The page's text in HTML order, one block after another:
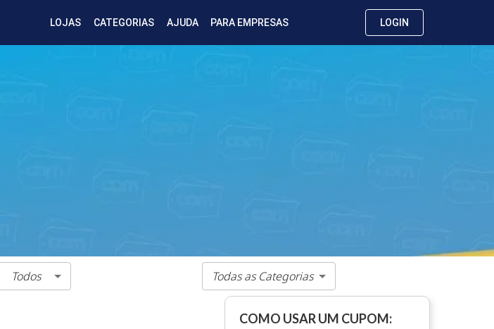
LOJAS CATEGORIAS AJUDA PARA EMPRESAS LOGIN
Todos Todas as Categorias
COMO USAR UM CUPOM: